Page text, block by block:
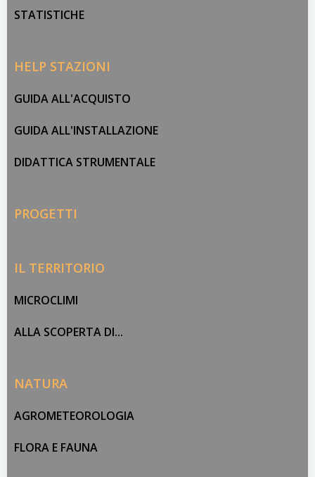
STATISTICHE
HELP STAZIONI
GUIDA ALL'ACQUISTO
GUIDA ALL'INSTALLAZIONE
DIDATTICA STRUMENTALE
PROGETTI
IL TERRITORIO
MICROCLIMI
ALLA SCOPERTA DI...
NATURA
AGROMETEOROLOGIA
FLORA E FAUNA